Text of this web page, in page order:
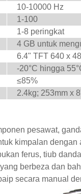
10-10000 Hz
1-100
1-8 peringkat
4 GB untuk
6.4" TFT 640 x
-20°C hingga
≤85%
2.4kg; 253mm x
pesawat,
kimpalan dengan
ferus, tiub
berbeza dan
secara manual